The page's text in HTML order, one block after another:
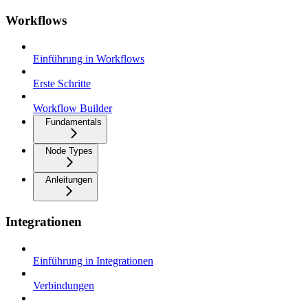
Workflows
Einführung in Workflows
Erste Schritte
Workflow Builder
Fundamentals
Node Types
Anleitungen
Integrationen
Einführung in Integrationen
Verbindungen